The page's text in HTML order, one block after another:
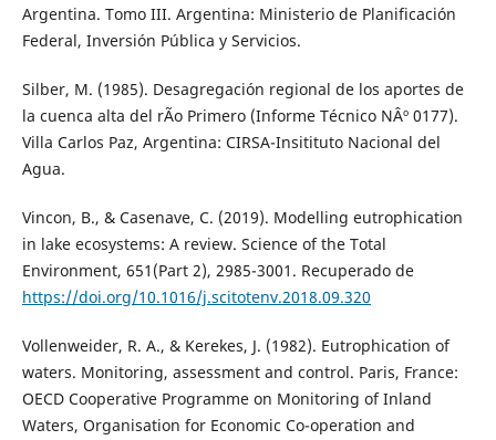
Argentina. Tomo III. Argentina: Ministerio de Planificación
Federal, Inversión Pública y Servicios.
Silber, M. (1985). Desagregación regional de los aportes de
la cuenca alta del rÃ­o Primero (Informe Técnico NÂº 0177).
Villa Carlos Paz, Argentina: CIRSA-Insitituto Nacional del
Agua.
Vincon, B., & Casenave, C. (2019). Modelling eutrophication
in lake ecosystems: A review. Science of the Total
Environment, 651(Part 2), 2985-3001. Recuperado de
https://doi.org/10.1016/j.scitotenv.2018.09.320
Vollenweider, R. A., & Kerekes, J. (1982). Eutrophication of
waters. Monitoring, assessment and control. Paris, France:
OECD Cooperative Programme on Monitoring of Inland
Waters, Organisation for Economic Co-operation and